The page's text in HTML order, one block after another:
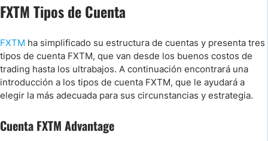
FXTM Tipos de Cuenta
FXTM ha simplificado su estructura de cuentas y presenta tres
tipos de cuenta FXTM, que van desde los buenos costos de
trading hasta los ultrabajos. A continuación encontrará una
introducción a los tipos de cuenta FXTM, que le ayudará a
elegir la más adecuada para sus circunstancias y estrategia.
Cuenta FXTM Advantage